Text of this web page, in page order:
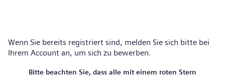
Wenn Sie bereits registriert sind, melden Sie sich bitte bei
Ihrem Account an, um sich zu bewerben.
Bitte beachten Sie, dass alle mit einem roten Stern